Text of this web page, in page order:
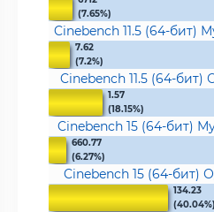
(7.65%)
Cinebench 11.5 (64-бит)
7.62
(7.2%)
Cinebench 11.5 (64-
1.57
(18.15%)
Cinebench 15 (64-бит)
660.77
(6.27%)
Cinebench 15 (64-бит)
134.23
(40.04%)